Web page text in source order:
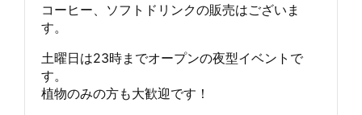
コーヒー、ソフトドリンクの販売はございま
す。
土曜日は23時までオープンの夜型イベントで
す。
植物のみの方も大歓迎です！